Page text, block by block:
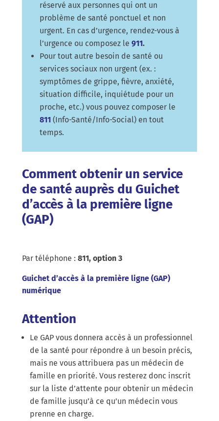
réservé aux personnes qui ont un
problème de santé ponctuel et non
urgent. En cas d’urgence, rendez-vous à
l’urgence ou composez le 911.
Pour tout autre besoin de santé ou
services sociaux non urgent (ex. :
symptômes de grippe, fièvre, anxiété,
situation difficile, inquiétude pour un
proche, etc.) vous pouvez composer le
811 (Info-Santé/Info-Social) en tout
temps.
Comment obtenir un service
de santé auprès du Guichet
d’accès à la première ligne
(GAP)
Par téléphone : 811, option 3
Guichet d’accès à la première ligne (GAP)
numérique
Attention
Le GAP vous donnera accès à un professionnel
de la santé pour répondre à un besoin précis,
mais ne vous attribuera pas un médecin de
famille en priorité. Vous resterez donc inscrit
sur la liste d’attente pour obtenir un médecin
de famille jusqu’à ce qu’un médecin vous
prenne en charge.